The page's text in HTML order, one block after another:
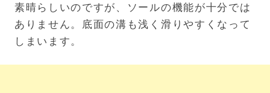
素晴らしいのですが、ソールの機能が十分では
ありません。底面の溝も浅く滑りやすくなって
しまいます。